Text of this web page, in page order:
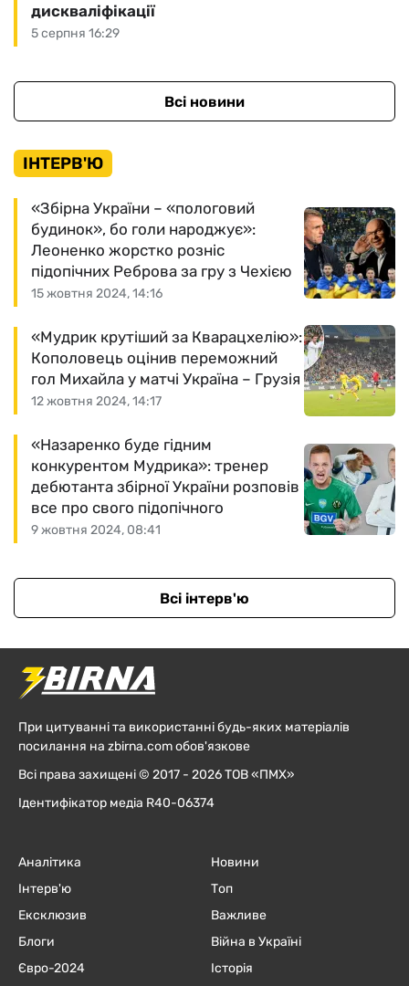
5 серпня 16:29
дискваліфікації
Всі новини
ІНТЕРВ'Ю
15 жовтня 2024, 14:16
«Збірна України – «пологовий
будинок», бо голи народжує»:
Леоненко жорстко розніс
підопічних Реброва за гру з Чехією
12 жовтня 2024, 14:17
«Мудрик крутіший за Кварацхелію»:
Кополовець оцінив переможний
гол Михайла у матчі Україна – Грузія
9 жовтня 2024, 08:41
«Назаренко буде гідним
конкурентом Мудрика»: тренер
дебютанта збірної України розповів
все про свого підопічного
Всі інтерв'ю
При цитуванні та використанні будь-яких матеріалів
посилання на zbirna.com обов'язкове
Всі права захищені © 2017 - 2026 ТОВ «ПМХ»
Ідентифікатор медіа R40-06374
Аналітика
Інтерв'ю
Ексклюзив
Блоги
Євро-2024
Новини
Топ
Важливе
Війна в Україні
Історія